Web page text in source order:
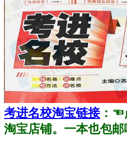
考进名校淘宝链接：☜
淘宝店铺。一本也包邮